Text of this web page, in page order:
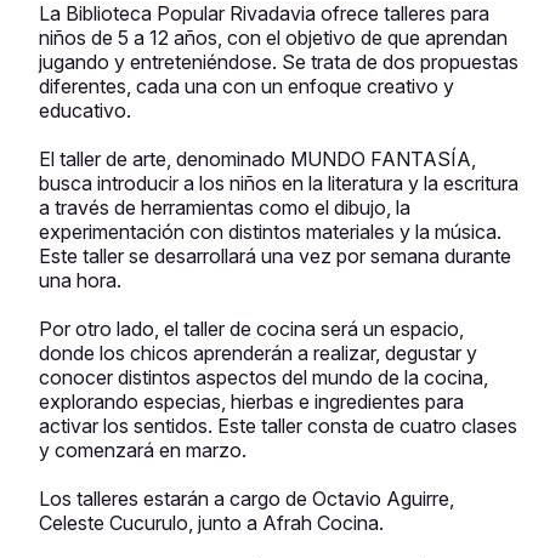
La Biblioteca Popular Rivadavia ofrece talleres para
niños de 5 a 12 años, con el objetivo de que aprendan
jugando y entreteniéndose. Se trata de dos propuestas
diferentes, cada una con un enfoque creativo y
educativo.
El taller de arte, denominado MUNDO FANTASÍA,
busca introducir a los niños en la literatura y la escritura
a través de herramientas como el dibujo, la
experimentación con distintos materiales y la música.
Este taller se desarrollará una vez por semana durante
una hora.
Por otro lado, el taller de cocina será un espacio,
donde los chicos aprenderán a realizar, degustar y
conocer distintos aspectos del mundo de la cocina,
explorando especias, hierbas e ingredientes para
activar los sentidos. Este taller consta de cuatro clases
y comenzará en marzo.
Los talleres estarán a cargo de Octavio Aguirre,
Celeste Cucurulo, junto a Afrah Cocina.